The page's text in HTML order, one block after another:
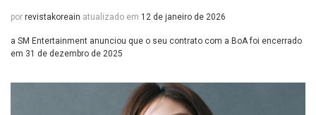
por revistakoreain atualizado em 12 de janeiro de 2026
a SM Entertainment anunciou que o seu contrato com a BoA foi encerrado
em 31 de dezembro de 2025